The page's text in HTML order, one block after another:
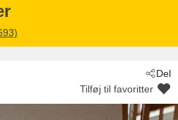
Del
Tilføj til favoritter